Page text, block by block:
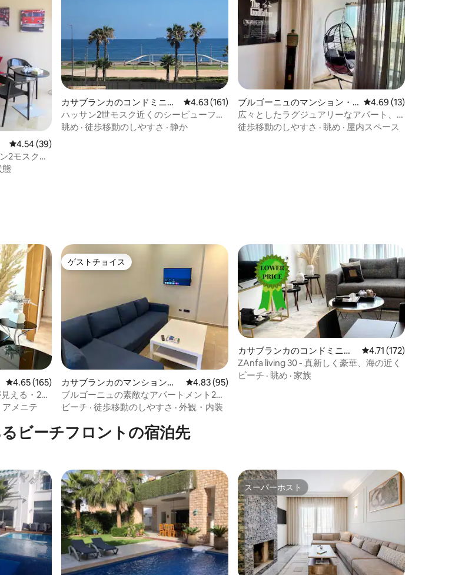
レビュー39件、5つ星中4.54つ星の平均評価
4.54 (39)
2モスクの
態
カサブランカのコンドミニア
ム
レビュー161件、5つ星中4.63つ星の平均評価
4.63 (161)
ハッサン2世モスク近くのシービューフラ
ット
眺め · 徒歩移動のしやすさ · 静か
ブルゴーニュのマンション・
アパート
レビュー13件、5つ
4.69 (13)
広々としたラグジュアリーなアパート、
海を望む＋駐車場とWi-Fi
徒歩移動のしやすさ · 眺め · 屋内スペース
レビュー165件、5つ星中4.65つ星の平均評価
4.65 (165)
える・2ベ
アメニテ
ゲストチョイス
ゲストチョイス
カサブランカのマンション・
アパート
レビュー95件、5つ星中4.83つ星の平均評価
4.83 (95)
ブルゴーニュの素敵なアパートメント2、
Wi-Fi、駐車場
ビーチ · 徒歩移動のしやすさ · 外観・内装
カサブランカのコンドミニア
ム
レビュー172件、5つ
4.71 (172)
ZAnfa living 30 - 真新しく豪華、海の近く
ビーチ · 眺め · 家族
ビーチフロントの宿泊先
スーパーホスト
スーパーホスト